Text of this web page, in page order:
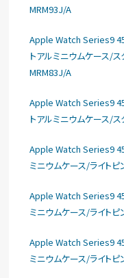
MRM93J/A
Apple Watch Series9
トアルミニウムケース/
MRM83J/A
Apple Watch Series9
トアルミニウムケース/
Apple Watch Series9
ミニウムケース/ライト
Apple Watch Series9
ミニウムケース/ライト
Apple Watch Series9
ミニウムケース/ライト